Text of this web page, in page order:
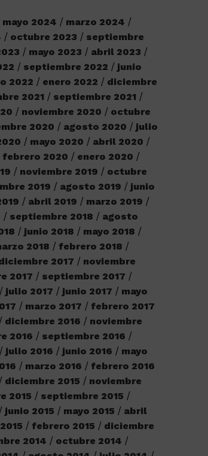
mayo 2024
marzo 2024
octubre 2023
septiembre
mayo 2023
abril 2023
septiembre 2022
junio
2022 enero 2022
diciembre
2021
septiembre 2021
noviembre 2020
octubre
2020 agosto 2020
julio
mayo 2020
abril 2020
febrero 2020
enero 2020
noviembre 2019
octubre
2019 agosto 2019
junio
abril 2019
marzo 2019
septiembre 2018
agosto
junio 2018
mayo 2018
2018
febrero 2018
2017
noviembre
2017
septiembre 2017
julio 2017 junio 2017
mayo
marzo 2017
febrero 2017
diciembre 2016
noviembre
2016
septiembre 2016
julio 2016 junio 2016
mayo
marzo 2016
febrero 2016
diciembre 2015
noviembre
2015
septiembre 2015
junio 2015 mayo 2015
abril
febrero 2015
diciembre
2014
octubre 2014